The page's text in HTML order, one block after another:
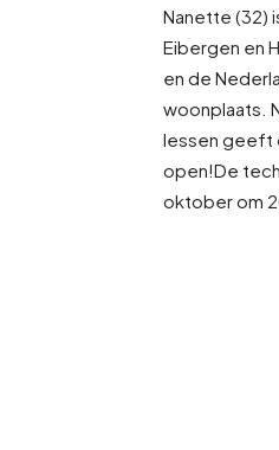
Nanette (32)
Eibergen en
en de
woonplaats.
lessen geeft
open!De
oktober om